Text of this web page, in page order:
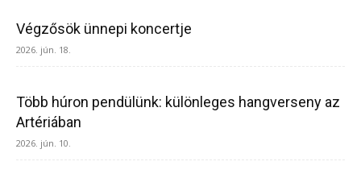
Végzősök ünnepi koncertje
2026. jún. 18.
Több húron pendülünk: különleges hangverseny az
Artériában
2026. jún. 10.